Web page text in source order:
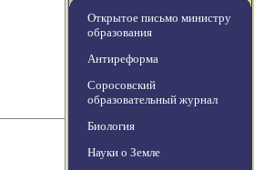
Открытое письмо министру
образования
Антиреформа
Соросовский
образовательный журнал
Биология
Науки о Земле